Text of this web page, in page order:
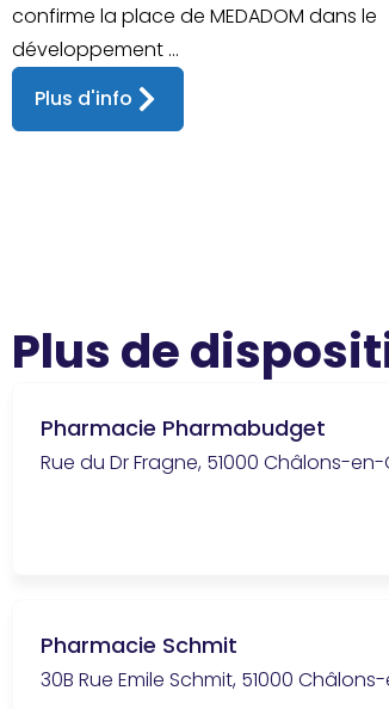
confirme la place de MEDADOM dans le
développement ...
Plus d'info
Plus de
Pharmacie Pharmabudget
Rue du Dr Fragne, 51000 Châlons-
Pharmacie Schmit
30B Rue Emile Schmit, 51000